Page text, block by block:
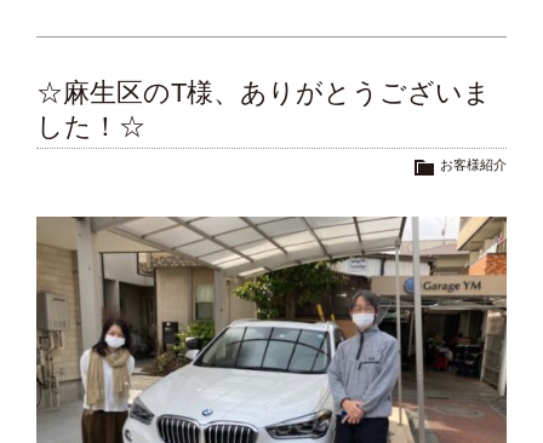
☆麻生区のT様、ありがとうございま
した！☆
お客様紹介